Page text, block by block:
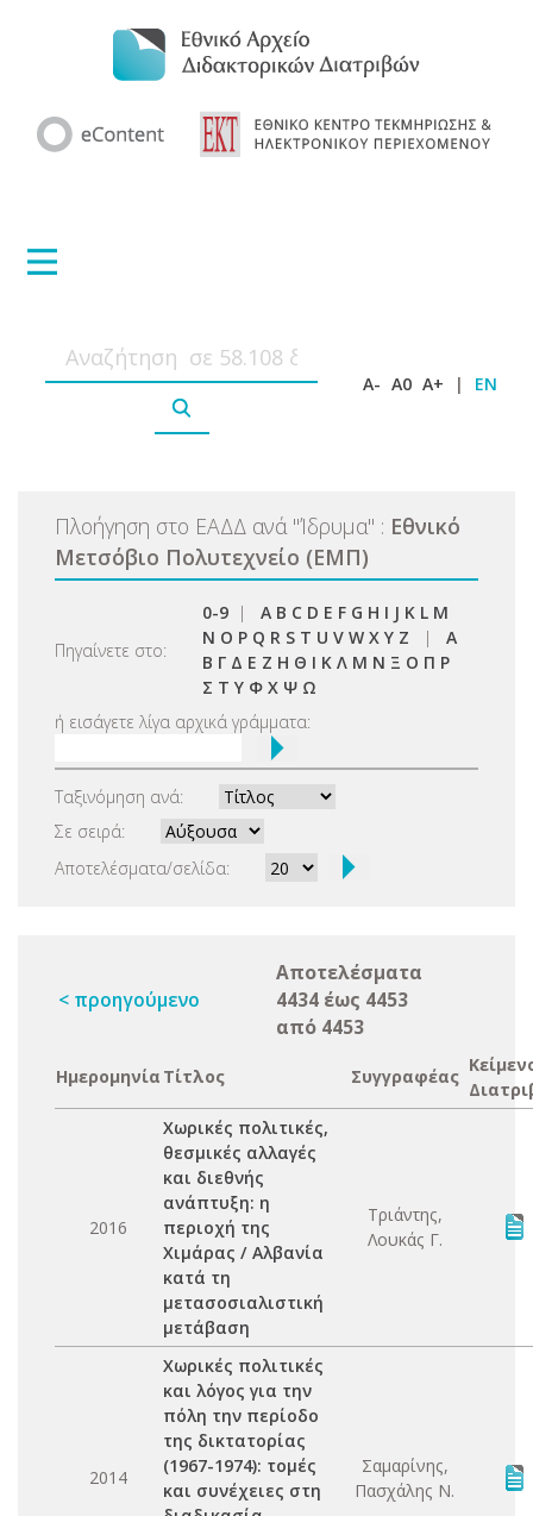
A- A0 A+ | EN
Πλοήγηση στο ΕΑΔΔ ανά "Ίδρυμα" : Εθνικό
Μετσόβιο Πολυτεχνείο (ΕΜΠ)
Πηγαίνετε στο:
0-9 | A B C D E F G H I J K L M
N O P Q R S T U V W X Y Z | Α
Β Γ Δ Ε Ζ Η Θ Ι Κ Λ Μ Ν Ξ Ο Π Ρ
Σ Τ Υ Φ Χ Ψ Ω
ή εισάγετε λίγα αρχικά γράμματα:
Ταξινόμηση ανά:
Σε σειρά:
Αποτελέσματα/σελίδα:
< προηγούμενο
Αποτελέσματα
4434 έως 4453
από 4453
Ημερομηνία Τίτλος Συγγραφέας
2016
Χωρικές πολιτικές,
θεσμικές αλλαγές
και διεθνής
ανάπτυξη: η
περιοχή της
Χιμάρας / Αλβανία
κατά τη
μετασοσιαλιστική
μετάβαση
Τριάντης,
Λουκάς Γ.
2014
Χωρικές πολιτικές
και λόγος για την
πόλη την περίοδο
της δικτατορίας
(1967-1974): τομές
και συνέχειες στη
Σαμαρίνης,
Πασχάλης Ν.